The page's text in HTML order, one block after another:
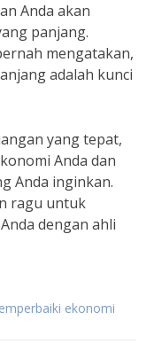
Anda akan
panjang.
mengatakan,
adalah kunci
yang tepat,
Anda dan
Anda inginkan.
ragu untuk
dengan ahli
ekonomi